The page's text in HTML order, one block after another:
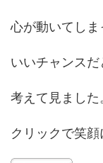
心が動いてしま
いいチャンスだ
考えて見ました
クリックで笑